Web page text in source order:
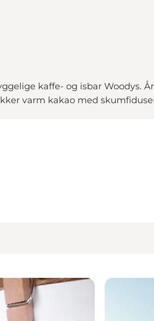
kaffe- og isbar Woodys.
varm kakao med